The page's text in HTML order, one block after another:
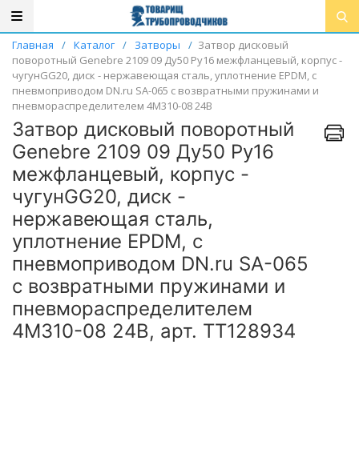
Главная / Каталог / Затворы / Затвор дисковый
поворотный Genebre 2109 09 Ду50 Ру16 межфланцевый, корпус -
чугунGG20, диск - нержавеющая сталь, уплотнение EPDM, с
пневмоприводом DN.ru SA-065 с возвратными пружинами и
пневмораспределителем 4M310-08 24В
Затвор дисковый поворотный
Genebre 2109 09 Ду50 Ру16
межфланцевый, корпус -
чугунGG20, диск -
нержавеющая сталь,
уплотнение EPDM, с
пневмоприводом DN.ru SA-065
с возвратными пружинами и
пневмораспределителем
4M310-08 24В, арт. ТТ128934